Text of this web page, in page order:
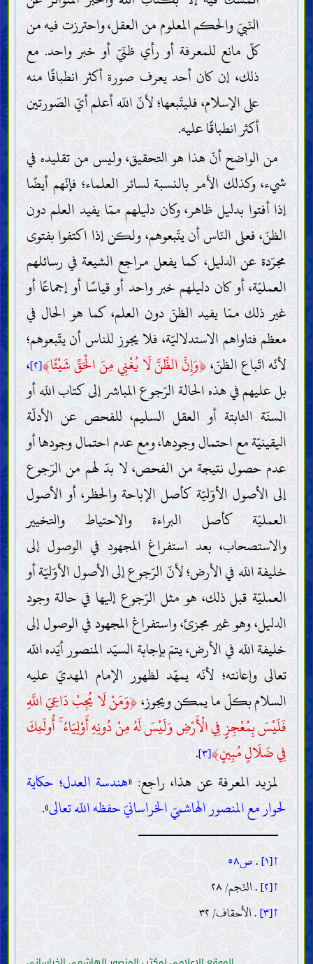
النّبيّ والحكم المعلوم من العقل، واحترزت فيه من
كلّ مانع للمعرفة أو رأي ظنّيّ أو خبر واحد. مع
ذلك، إن كان أحد يعرف صورة أكثر انطباقًا منه
على الإسلام، فليتّبعها؛ لأنّ اللّه أعلم أيّ الصّورتين
أكثر انطباقًا عليه.
من الواضح أنّ هذا هو التحقيق، وليس من تقليده في
شيء، وكذلك الأمر بالنسبة لسائر العلماء؛ فإنّهم أيضًا
إذا أفتوا بدليل ظاهر، وكان دليلهم ممّا يفيد العلم دون
الظنّ، فعلى النّاس أن يتّبعوهم، ولكن إذا اكتفوا بفتوى
مجرّدة عن الدليل، كما يفعل مراجع الشيعة في رسائلهم
العمليّة، أو كان دليلهم خبر واحد أو قياسًا أو إجماعًا أو
غير ذلك ممّا يفيد الظنّ دون العلم، كما هو الحال في
معظم فتاواهم الاستدلاليّة، فلا يجوز للناس أن يتّبعوهم؛
لأنّه اتّباع الظنّ،﴿وَإِنَّ الظَّنَّ لَا يُغْنِي مِنَ الْحَقِّ شَيْئًا﴾[٢] ،
بل عليهم في هذه الحالة الرّجوع المباشر إلى كتاب اللّه أو
السنّة الثابتة أو العقل السليم، للفحص عن الأدلّة
اليقينيّة مع احتمال وجودها، ومع عدم احتمال وجودها أو
عدم حصول نتيجة من الفحص، لا بدّ لهم من الرّجوع
إلى الأصول الأوّليّة كأصل الإباحة والحظر، أو الأصول
العمليّة كأصل البراءة والاحتياط والتخيير
والاستصحاب، بعد استفراغ المجهود في الوصول إلى
خليفة اللّه في الأرض؛ لأنّ الرّجوع إلى الأصول الأوّليّة أو
العمليّة قبل ذلك، هو مثل الرّجوع إليها في حالة وجود
الدليل، وهو غير مجزئ، واستفراغ المجهود في الوصول إلى
خليفة اللّه في الأرض، يتمّ بإجابة السيّد المنصور أيّده اللّه
تعالى وإعانته؛ لأنّه يمهّد لظهور الإمام المهديّ عليه
السلام بكلّ ما يمكن ويجوز،﴿وَمَنْ لَا يُجِبْ دَاعِيَ اللَّهِ
فَلَيْسَ بِمُعْجِزٍ فِي الْأَرْضِ وَلَيْسَ لَهُ مِنْ دُونِهِ أَوْلِيَاءُ ۚ أُولَئِكَ
فِي ضَلَالٍ مُبِينٍ﴾[٣] .
لمزيد المعرفة عن هذا، راجع: «هندسة العدل؛ حكاية
لحوار مع المنصور الهاشميّ الخراسانيّ حفظه اللّه تعالى».
↑[١] .ص٥٨
↑[٢] . النّجم/ ٢٨
↑[٣] . الأحقاف/ ٣٢